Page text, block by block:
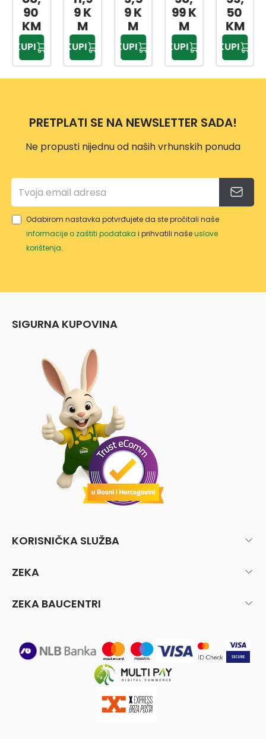
ATO
R
MRLJ
A 5L
90
KM
KUPI
9 K
M
KUPI
ZELE
NI
9 K
M
KUPI
DESE
RT
PEAR
L
0,65L
99 K
M
KUPI
50
KM
KUPI
PRETPLATI SE NA NEWSLETTER SADA!
Ne propusti nijednu od naših vrhunskih ponuda
Odabirom nastavka potvrđujete da ste pročitali naše
informacije o zaštiti podataka i prihvatili našeuslove
korištenja.
SIGURNA KUPOVINA
KORISNIČKA SLUŽBA
ZEKA
ZEKA BAUCENTRI